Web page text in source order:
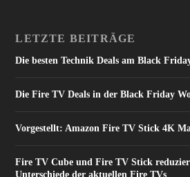
LETZTE BEITRÄGE
Die besten Technik Deals am Black
Die Fire TV Deals in der Black Friday
Vorgestellt: Amazon Fire TV Stick 4K
Fire TV Cube und Fire TV Stick
Unterschiede der aktuellen Fire TVs